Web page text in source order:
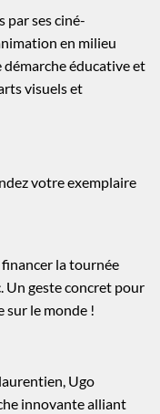
par ses ciné-
en milieu
éducative et
visuels et
votre exemplaire
la tournée
Un geste concret pour
sur le monde !
Ugo
innovante alliant